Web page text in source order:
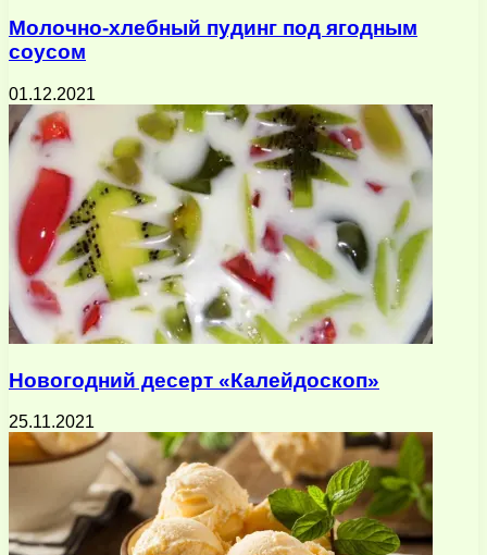
Молочно-хлебный пудинг под ягодным
соусом
01.12.2021
Новогодний десерт «Калейдоскоп»
25.11.2021